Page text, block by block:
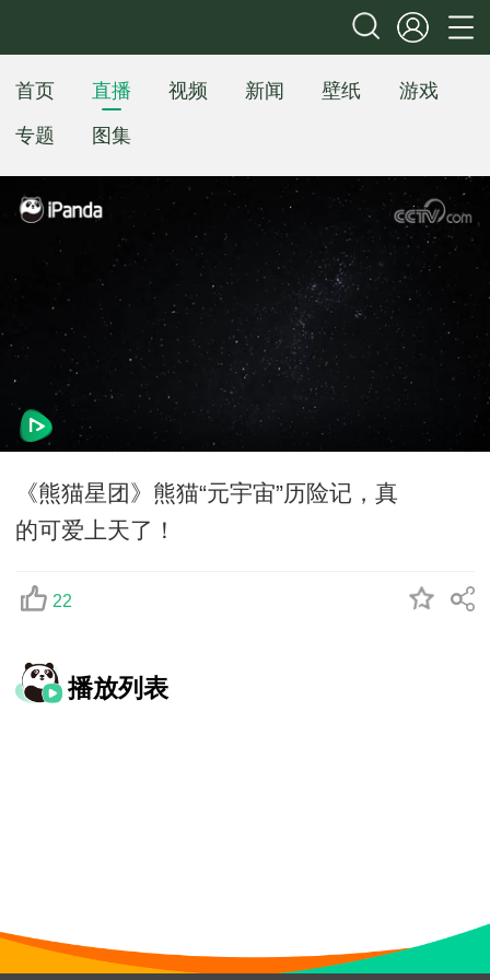
首页 直播 视频 新闻 壁纸
游戏
专题
图集
《熊猫星团》熊猫“元宇宙”历险记，真
的可爱上天了！
22
播放列表